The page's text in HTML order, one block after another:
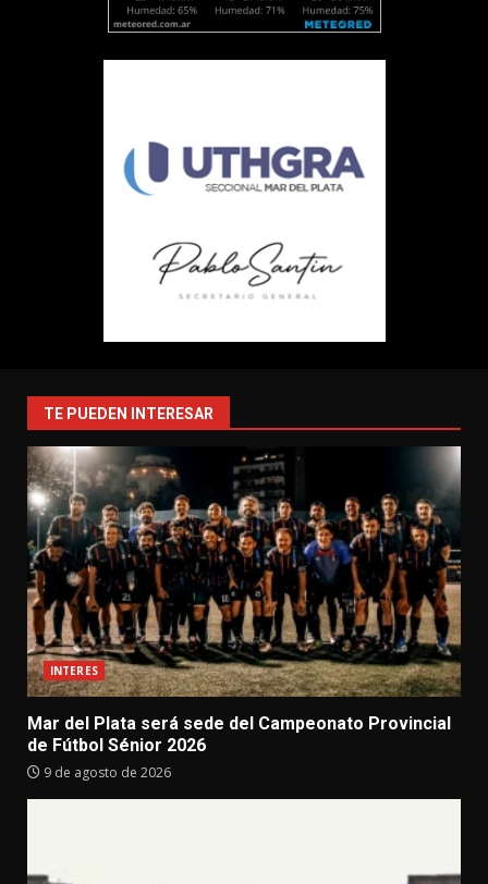
TE PUEDEN INTERESAR
INTERES
Mar del Plata será sede del Campeonato Provincial
de Fútbol Sénior 2026
9 de agosto de 2026